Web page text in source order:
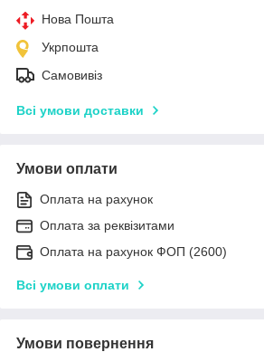
Нова Пошта
Укрпошта
Самовивіз
Всі умови доставки
Умови оплати
Оплата на рахунок
Оплата за реквізитами
Оплата на рахунок ФОП (2600)
Всі умови оплати
Умови повернення